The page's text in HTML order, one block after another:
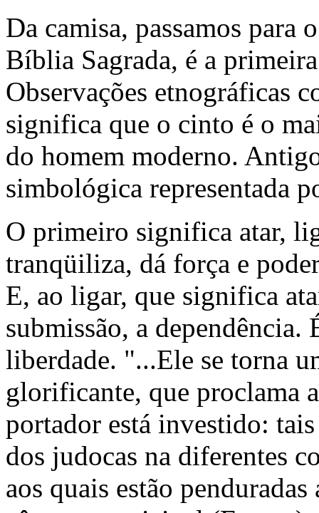
Da camisa, passamos para
Bíblia Sagrada, é a
Observações etnográficas
significa que o cinto é o
do homem moderno.
simbológica representada
O primeiro significa atar,
tranqüiliza, dá força e
E, ao ligar, que significa
submissão, a dependência.
liberdade. "...Ele se torna
glorificante, que proclama
portador está investido:
dos judocas na diferentes
aos quais estão